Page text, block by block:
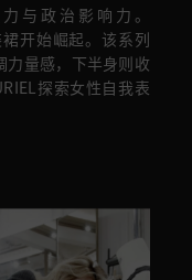
与政治影响力。
开始崛起。该系列
力量感，下半身则收
探索女性自我表